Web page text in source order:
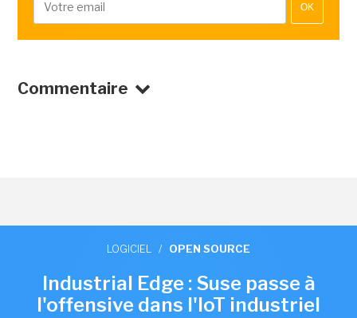
OK
Commentaire
LOGICIEL / OPEN SOURCE
Industrial Edge : Suse passe à
l'offensive dans l'IoT industriel